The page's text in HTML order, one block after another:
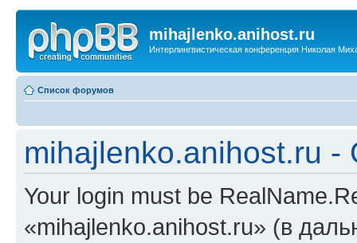
mihajlenko.anihost.ru
Интерлингвистическая конференция Николая
Список форумов
mihajlenko.anihost.ru
Your login must be
«mihajlenko.anihost.ru» (в